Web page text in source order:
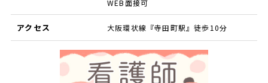
WEB面接可
アクセス 大阪環状線『寺田町駅』徒歩10分